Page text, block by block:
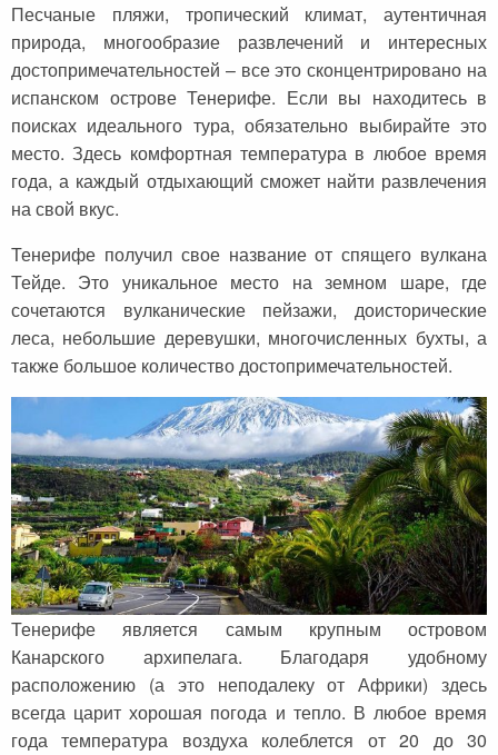
Тунис
Сейшельские острова
Закопане
Амстердам
Копенгаген
Тироль
Закрытые страны
Черногория
Чехия
Шри-Ланка
Песчаные пляжи, тропический климат, аутентичная
природа, многообразие развлечений и интересных
достопримечательностей – все это сконцентрировано на
испанском острове Тенерифе. Если вы находитесь в
поисках идеального тура, обязательно выбирайте это
место. Здесь комфортная температура в любое время
года, а каждый отдыхающий сможет найти развлечения
на свой вкус.
Тенерифе получил свое название от спящего вулкана
Тейде. Это уникальное место на земном шаре, где
сочетаются вулканические пейзажи, доисторические
леса, небольшие деревушки, многочисленных бухты, а
также большое количество достопримечательностей.
Тенерифе является самым крупным островом
Канарского архипелага. Благодаря удобному
расположению (а это неподалеку от Африки) здесь
всегда царит хорошая погода и тепло. В любое время
года температура воздуха колеблется от 20 до 30